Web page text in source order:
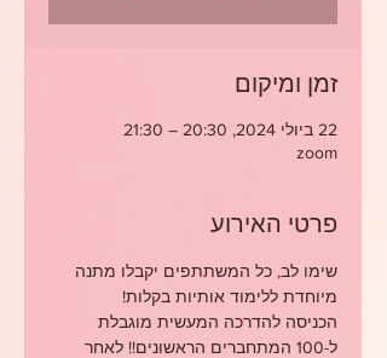
זמן ומיקום
22 ביולי 2024, 20:30 – 21:30
zoom
פרטי האירוע
שימו לב, כל המשתתפים יקבלו מתנה
מיוחדת ללימוד אותיות בקלות!
הכניסה להדרכה המעשית מוגבלת
ל-100 המתחברים הראשונים!! לאחר